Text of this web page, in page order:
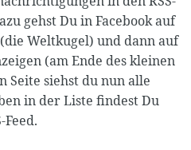
gehst Du in Facebook auf
Weltkugel) und dann auf
(am Ende des kleinen
Seite siehst du nun alle
in der Liste findest Du